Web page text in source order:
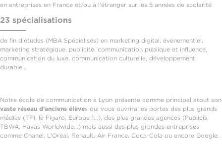
en entreprises en France et/ou à l'étranger sur les 5 années de scolarité
23 spécialisations
de fin d'études (MBA Spécialisés) en marketing digital, évènementiel,
marketing stratégique, publicité, communication publique et influence,
communication du luxe, communication culturelle, développement
durable...
Notre école de communication à Lyon présente comme principal atout son
vaste réseau d’anciens élèves qui vous ouvrira les portes des plus grands
médias (TF1, le Figaro, Europe 1…), des plus grandes agences (Publicis,
TBWA, Havas Worldwide…) mais aussi des plus grandes entreprises
comme Chanel, L’Oréal, Renault, Air France, Coca-Cola ou encore Google.